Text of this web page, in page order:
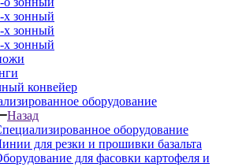
х зонный
х зонный
х зонный
конвейер
оборудование
Назад
оборудование
для резки и прошивки базальта
для фасовки картофеля и